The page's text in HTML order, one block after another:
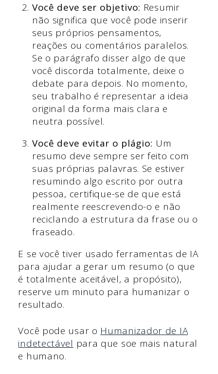
Você deve ser objetivo: Resumir
não significa que você pode inserir
seus próprios pensamentos,
reações ou comentários paralelos.
Se o parágrafo disser algo de que
você discorda totalmente, deixe o
debate para depois. No momento,
seu trabalho é representar a ideia
original da forma mais clara e
neutra possível.
Você deve evitar o plágio: Um
resumo deve sempre ser feito com
suas próprias palavras. Se estiver
resumindo algo escrito por outra
pessoa, certifique-se de que está
realmente reescrevendo-o e não
reciclando a estrutura da frase ou o
fraseado.
E se você tiver usado ferramentas de IA
para ajudar a gerar um resumo (o que
é totalmente aceitável, a propósito),
reserve um minuto para humanizar o
resultado.
Você pode usar o Humanizador de IA
indetectável para que soe mais natural
e humano.